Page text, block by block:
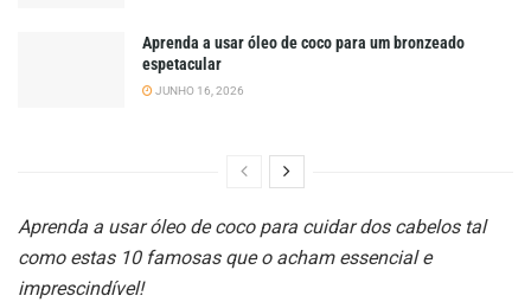
Aprenda a usar óleo de coco para um bronzeado
espetacular
JUNHO 16, 2026
Aprenda a usar óleo de coco para cuidar dos cabelos tal
como estas 10 famosas que o acham essencial e
imprescindível!